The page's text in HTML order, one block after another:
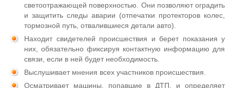
светоотражающей поверхностью. Они позволяют оградить
и защитить следы аварии (отпечатки протекторов колес,
тормозной путь, отвалившиеся детали авто).
Находит свидетелей происшествия и берет показания у
них, обязательно фиксируя контактную информацию для
связи, если в ней будет необходимость.
Выслушивает мнения всех участников происшествия.
Осматривает машины, попавшие в ДТП, и определяет